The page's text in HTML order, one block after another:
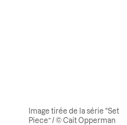
Image tirée de la série “Set
Piece” / © Cait Opperman